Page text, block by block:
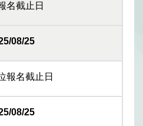
名截止日
08/25
報名截止日
08/25